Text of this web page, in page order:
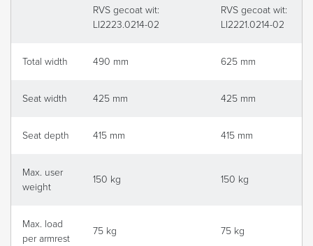
RVS gecoat wit:
LI2223.0214-02
RVS gecoat wit:
LI2221.0214-02
Total width 490 mm 625 mm
Seat width 425 mm 425 mm
Seat depth 415 mm 415 mm
Max. user
weight
150 kg 150 kg
Max. load
per armrest
75 kg 75 kg